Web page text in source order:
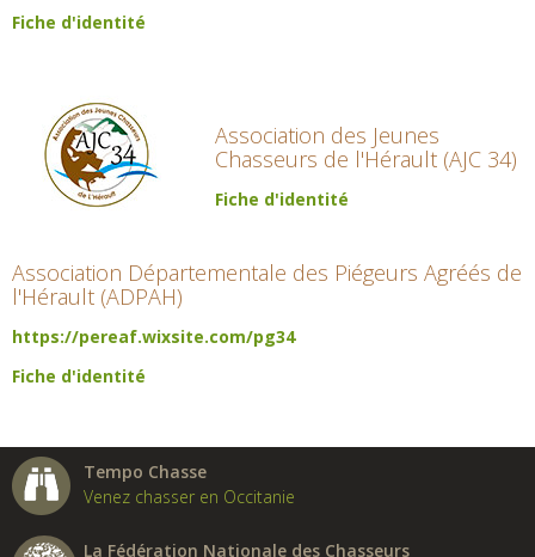
Fiche d'identité
Association des Jeunes
Chasseurs de l'Hérault (AJC 34)
Fiche d'identité
Association Départementale des Piégeurs Agréés de
l'Hérault (ADPAH)
https://pereaf.wixsite.com/pg34
Fiche d'identité
Tempo Chasse
Venez chasser en Occitanie
La Fédération Nationale des Chasseurs